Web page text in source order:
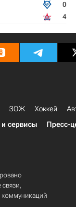
0
4
ЗОЖ Хоккей
сервисы Пресс-